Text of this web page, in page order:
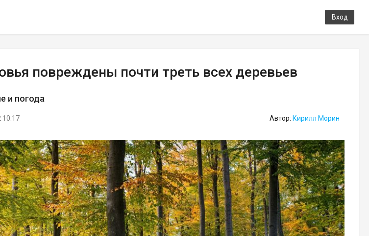
Вход
повреждены почти треть всех деревьев
и погода
10:17 Автор: Кирилл Морин